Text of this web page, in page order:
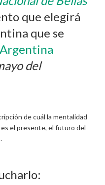
que elegirá
que se
del
de cuál la mentalidad
el presente, el futuro del